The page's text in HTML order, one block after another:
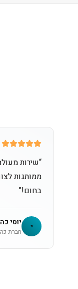
“שירות
ממותגות
בחום!”
י יוסי
חברת